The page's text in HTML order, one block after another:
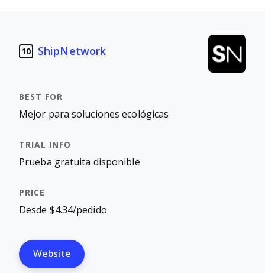
10 ShipNetwork
Mejor para soluciones ecológicas
Prueba gratuita disponible
Desde $4.34/pedido
Website